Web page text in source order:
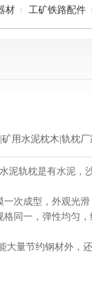
材 工矿铁路配件
矿用水泥枕木|轨枕
泥轨枕是有水泥，
成型，外观光滑
一，弹性均匀，
量节约钢材外，还